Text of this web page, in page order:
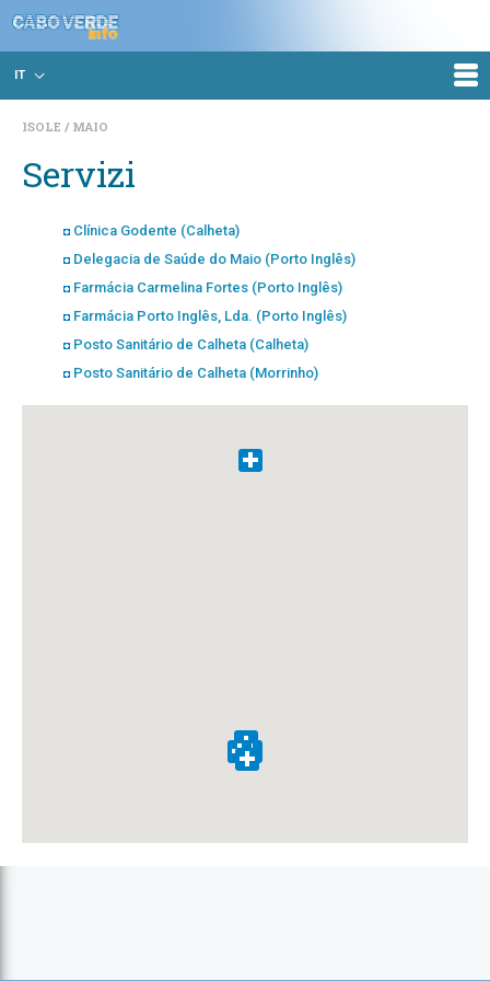
IT
ISOLE MAIO
Servizi
Clínica Godente (Calheta)
Delegacia de Saúde do Maio (Porto Inglês)
Farmácia Carmelina Fortes (Porto Inglês)
Farmácia Porto Inglês, Lda. (Porto Inglês)
Posto Sanitário de Calheta (Calheta)
Posto Sanitário de Calheta (Morrinho)